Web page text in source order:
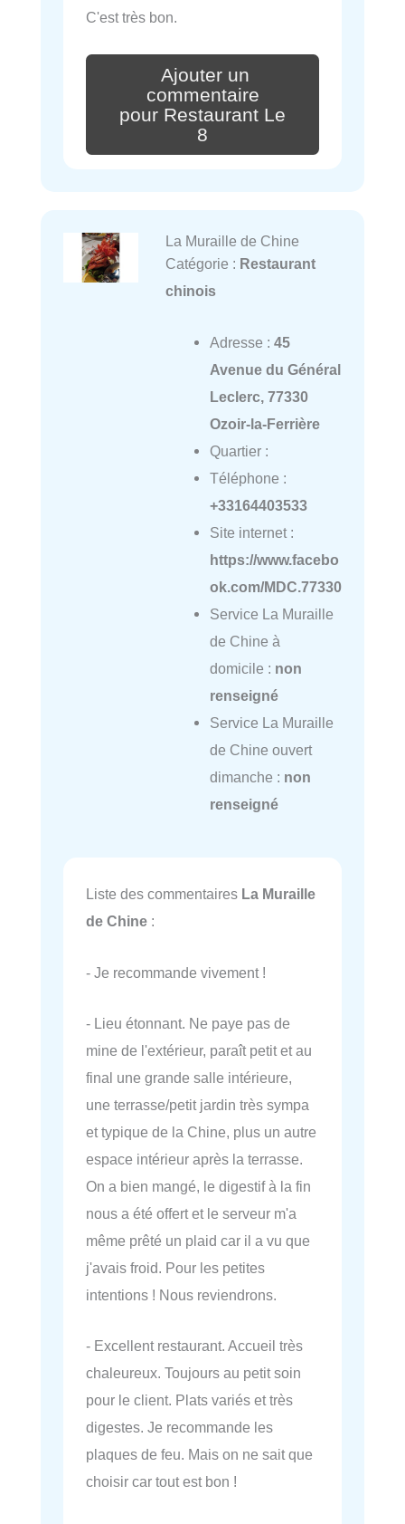
C'est très bon.
Ajouter un
commentaire
pour Restaurant Le
8
La Muraille de Chine
Catégorie : Restaurant
chinois
Adresse : 45
Avenue du Général
Leclerc, 77330
Ozoir-la-Ferrière
Quartier :
Téléphone :
+33164403533
Site internet :
https://www.facebo
ok.com/MDC.77330
Service La Muraille
de Chine à
domicile : non
renseigné
Service La Muraille
de Chine ouvert
dimanche : non
renseigné
Liste des commentaires La Muraille
de Chine :
- Je recommande vivement !
- Lieu étonnant. Ne paye pas de
mine de l'extérieur, paraît petit et au
final une grande salle intérieure,
une terrasse/petit jardin très sympa
et typique de la Chine, plus un autre
espace intérieur après la terrasse.
On a bien mangé, le digestif à la fin
nous a été offert et le serveur m'a
même prêté un plaid car il a vu que
j'avais froid. Pour les petites
intentions ! Nous reviendrons.
- Excellent restaurant. Accueil très
chaleureux. Toujours au petit soin
pour le client. Plats variés et très
digestes. Je recommande les
plaques de feu. Mais on ne sait que
choisir car tout est bon !